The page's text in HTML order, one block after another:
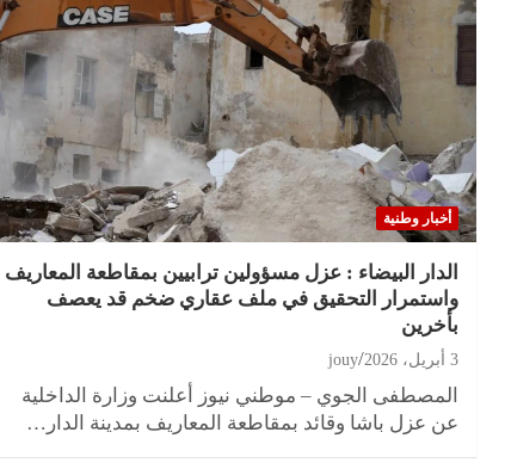
أخبار وطنية
الدار البيضاء : عزل مسؤولين ترابيين بمقاطعة المعاريف
واستمرار التحقيق في ملف عقاري ضخم قد يعصف
بأخرين
3 أبريل، 2026 jouy
المصطفى الجوي – موطني نيوز أعلنت وزارة الداخلية
عن عزل باشا وقائد بمقاطعة المعاريف بمدينة الدار…